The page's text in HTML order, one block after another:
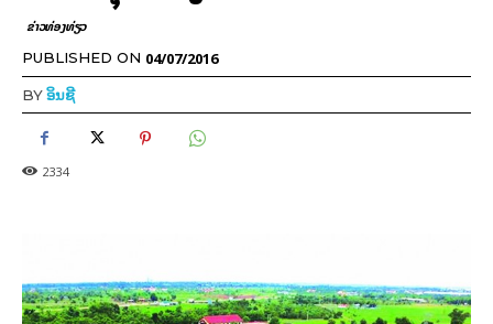
​ຂ່າວທ່ອງທ່ຽວ
PUBLISHED ON 04/07/2016
BYອິນຊີ
2334